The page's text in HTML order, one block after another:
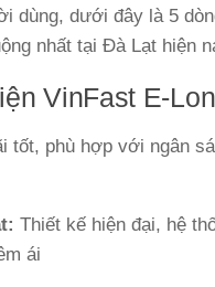
dùng, dưới đây là 5
nhất tại Đà Lạt hiện
VinFast E-
tốt, phù hợp với ngân
Thiết kế hiện đại, hệ
ái